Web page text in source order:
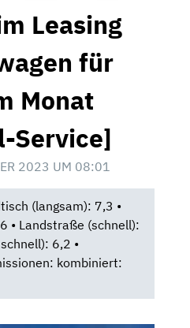
Leasing
für
Monat
Service]
2023 UM 08:01
(langsam): 7,3 •
• Landstraße (schnell):
6,2 •
kombiniert: